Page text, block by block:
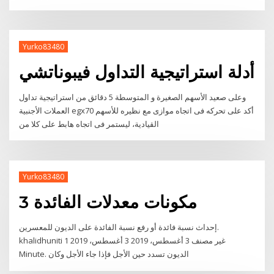
Yurko83480
أدلة استراتيجية التداول فيبوناتشي
وعلى صعيد الأسهم الصغيرة و المتوسطة 5 دقائق من استراتيجية تداول
العملات الأجنبية egx70 أكد على تحركه فى اتجاه موازى مع نظيره للأسهم
القيادية، ليستمر فى اتجاه هابط على كلا من
Yurko83480
3 مكونات معدلات الفائدة
إحداث نسبة فائدة أو رفع نسبة الفائدة على الديون للمعسرين.
khalidhuniti غير مصنف 3 أغسطس، 2019 3 أغسطس، 2019 1